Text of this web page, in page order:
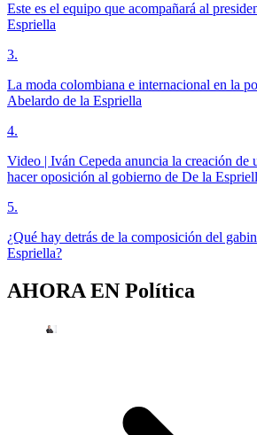
Este es el equipo que acompañará al
Espriella
3.
La moda colombiana e internacional en la
Abelardo de la Espriella
4.
Video | Iván Cepeda anuncia la creación de
hacer oposición al gobierno de De la
5.
¿Qué hay detrás de la composición del
Espriella?
AHORA EN Política